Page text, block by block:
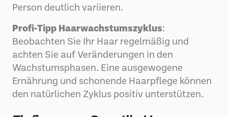
Person deutlich variieren.
Profi-Tipp Haarwachstumszyklus:
Beobachten Sie Ihr Haar regelmäßig und
achten Sie auf Veränderungen in den
Wachstumsphasen. Eine ausgewogene
Ernährung und schonende Haarpflege können
den natürlichen Zyklus positiv unterstützen.